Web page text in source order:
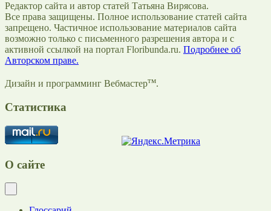
Редактор сайта и автор статей Татьяна Вирясова.
Все права защищены. Полное использование статей сайта
запрещено. Частичное использование материалов сайта
возможно только с письменного разрешения автора и с
активной ссылкой на портал Floribunda.ru. Подробнее об
Авторском праве.
Дизайн и программинг Вебмастертм.
Статистика
О сайте